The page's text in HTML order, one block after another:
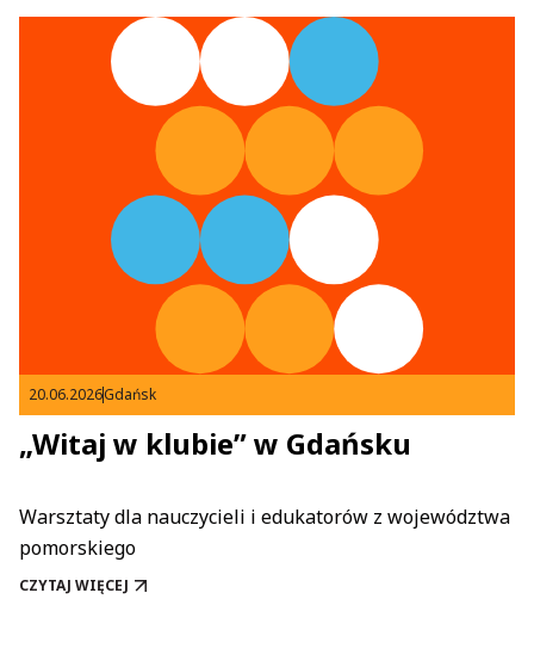
20.06.2026Gdańsk
„Witaj w klubie” w Gdańsku
Warsztaty dla nauczycieli i edukatorów z województwa
pomorskiego
CZYTAJ WIĘCEJ
„WITAJ W KLUBIE” W GDAŃSKU